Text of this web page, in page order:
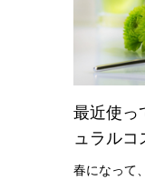
最近使っ
ュラルコ
春になって